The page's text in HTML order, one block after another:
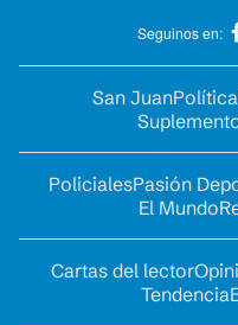
Seguinos en:
San JuanPolítica
PolicialesPasión
El Mundo
Cartas del lector
Tendencia